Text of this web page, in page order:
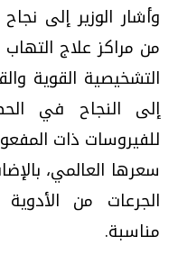
وأشار الوزير إلى
من مراكز علاج
التشخيصية القوية
إلى النجاح في
سعرها العالمي،
الجرعات من
مناسبة.